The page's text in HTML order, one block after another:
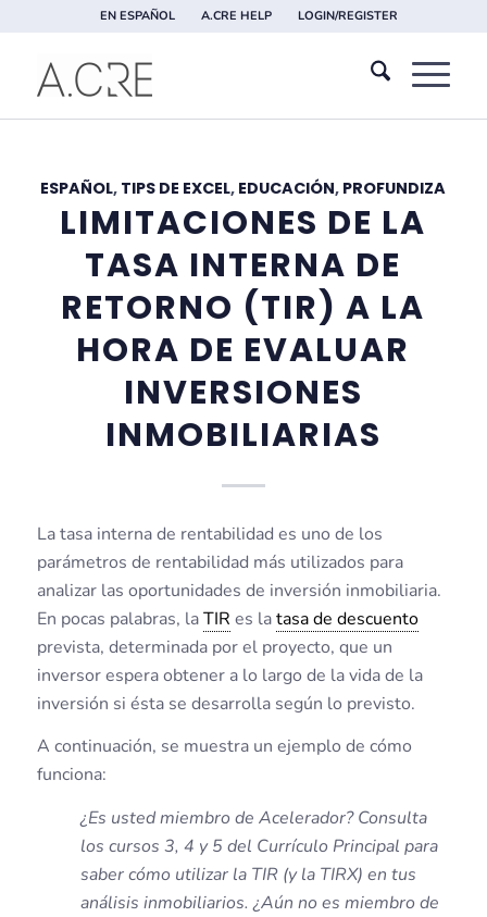
EN ESPAÑOL A.CRE HELP LOGIN/REGISTER
ESPAÑOL, TIPS DE EXCEL, EDUCACIÓN, PROFUNDIZA
LIMITACIONES DE LA
TASA INTERNA DE
RETORNO (TIR) A LA
HORA DE EVALUAR
INVERSIONES
INMOBILIARIAS
La tasa interna de rentabilidad es uno de los
parámetros de rentabilidad más utilizados para
analizar las oportunidades de inversión inmobiliaria.
En pocas palabras, laTIR es latasa de descuento
prevista, determinada por el proyecto, que un
inversor espera obtener a lo largo de la vida de la
inversión si ésta se desarrolla según lo previsto.
A continuación, se muestra un ejemplo de cómo
funciona:
¿Es usted miembro de Acelerador? Consulta
los cursos 3, 4 y 5 del Currículo Principal para
saber cómo utilizar la TIR (y la TIRX) en tus
análisis inmobiliarios. ¿Aún no es miembro de